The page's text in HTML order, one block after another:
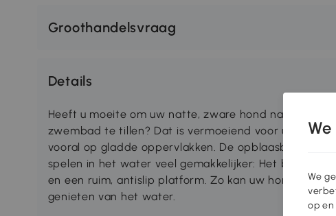
Groothandelsvraag
Details
Heeft u moeite om uw natte, zware hond na het
zwembad te tillen? Dat is vermoeiend voor u en
vooral op gladde oppervlakken. De opblaasbare
spelen in het water veel gemakkelijker: Het biedt
en een ruim, antislip platform. Zo kan uw hond veilig
genieten van het water.
We
op